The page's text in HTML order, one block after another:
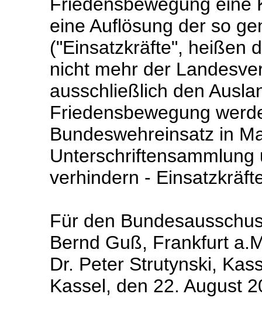
eine Auflösung der so
("Einsatzkräfte", heißen
nicht mehr der
ausschließlich den
Friedensbewegung
Bundeswehreinsatz in
verhindern -
Für den
Bernd Guß, Frankfurt
Dr. Peter Strutynski,
Kassel, den 22. August